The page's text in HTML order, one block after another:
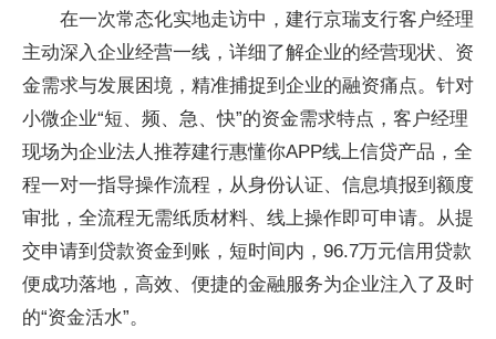
在一次常态化实地走访中，建行京瑞支行客户经理
主动深入企业经营一线，详细了解企业的经营现状、资
金需求与发展困境，精准捕捉到企业的融资痛点。针对
小微企业“短、频、急、快”的资金需求特点，客户经理
现场为企业法人推荐建行惠懂你APP线上信贷产品，全
程一对一指导操作流程，从身份认证、信息填报到额度
审批，全流程无需纸质材料、线上操作即可申请。从提
交申请到贷款资金到账，短时间内，96.7万元信用贷款
便成功落地，高效、便捷的金融服务为企业注入了及时
的“资金活水”。